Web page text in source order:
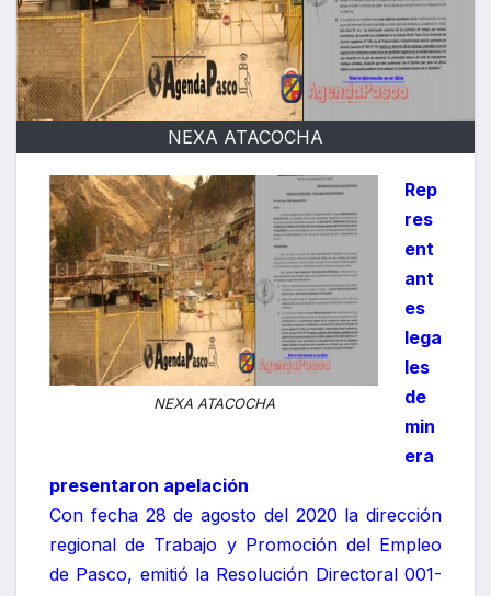
NEXA ATACOCHA
NEXA ATACOCHA
Rep
res
ent
ant
es
lega
les
de
min
era
presentaron apelación
Con fecha 28 de agosto del 2020 la dirección
regional de Trabajo y Promoción del Empleo
de Pasco, emitió la Resolución Directoral 001-